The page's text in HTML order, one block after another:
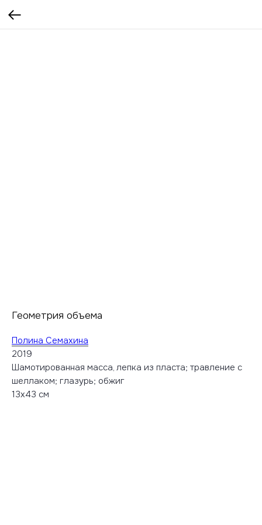
Геометрия объема
Полина Семахина
2019
Шамотированная масса, лепка из пласта; травление с
шеллаком; глазурь; обжиг
13x43 см